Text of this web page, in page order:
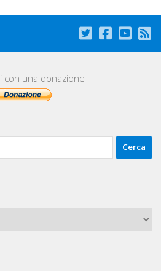
con una donazione